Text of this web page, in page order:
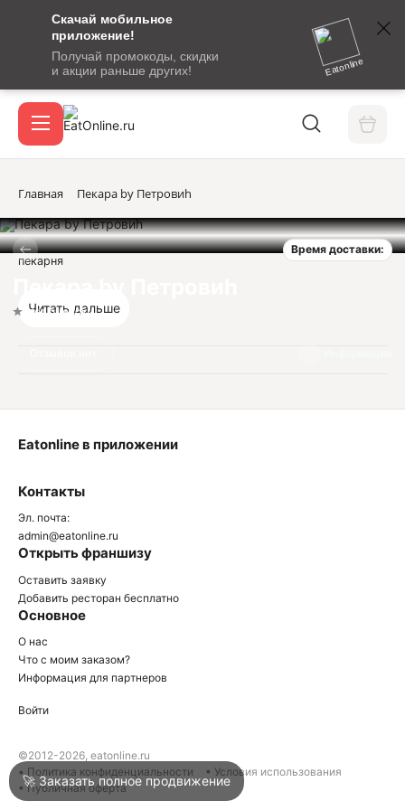
Скачай мобильное
приложение!
Получай промокоды, скидки
и акции раньше других!
Eatonline
сообщение
кодом
подтверждения
Вход / регистрация
Акции
Войти
Написать в техподдержку
Главная Пекара by Петровиh
Время доставки:
Нет оценок
пекарня
Читать дальше
Контакты
Эл. почта:
admin@eatonline.ru
Открыть франшизу
Оставить заявку
Добавить ресторан бесплатно
Основное
О нас
Что с моим заказом?
Информация для партнеров
Eatonline в приложении
Войти
©2012-2026, eatonline.ru
• Политика конфиденциальности
• Условия использования
• Публичная оферта
🚀 Заказать полное продвижение